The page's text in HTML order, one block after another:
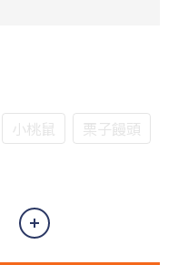
小桃鼠
栗子饅頭